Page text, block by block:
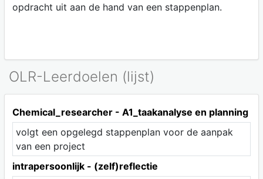
opdracht uit aan de hand van een stappenplan.
OLR-Leerdoelen (lijst)
Chemical_researcher - A1_taakanalyse en planning
volgt een opgelegd stappenplan voor de aanpak
van een project
intrapersoonlijk - (zelf)reflectie